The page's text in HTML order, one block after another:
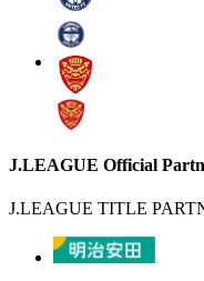
J.LEAGUE Official
J.LEAGUE TITLE